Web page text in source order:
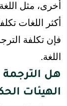
أخرى، مثل
أكثر اللغات
فإن تكلفة
اللغة.
هل
الهيئات